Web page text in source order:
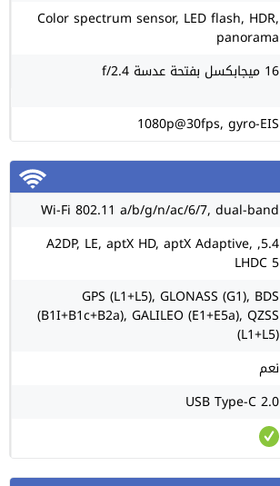
Color spectrum sensor, LED flash, HDR,
panorama
16 ميجابكسل بفتحة عدسة f/2.4
1080p@30fps, gyro-EIS
Wi-Fi 802.11 a/b/g/n/ac/6/7, dual-band
5.4, A2DP, LE, aptX HD, aptX Adaptive,
LHDC 5
GPS (L1+L5), GLONASS (G1), BDS
(B1I+B1c+B2a), GALILEO (E1+E5a), QZSS
(L1+L5)
نعم
USB Type-C 2.0